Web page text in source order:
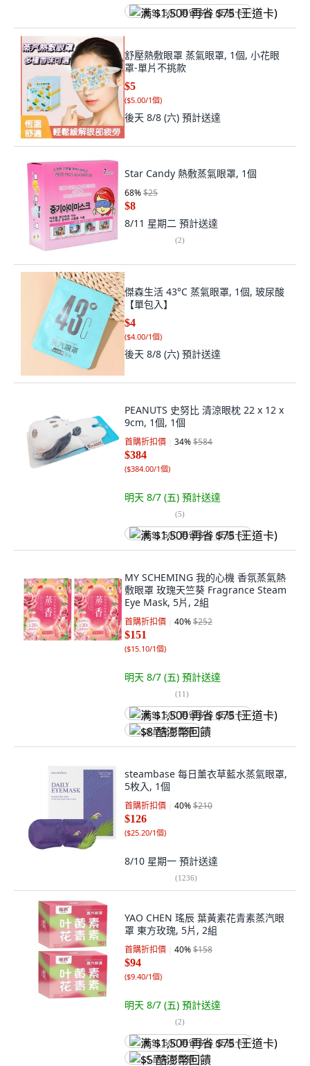
满 $1,500 再省 $75 (王道卡)
舒壓熱敷眼罩 蒸氣眼罩, 1個, 小花眼
罩-單片不挑款
$5
($5.00/1個)
後天 8/8 (六) 預計送達
Star Candy 熱敷蒸氣眼罩, 1個
68%$25
$8
8/11 星期二 預計送達
(2)
傑森生活 43°C 蒸氣眼罩, 1個, 玻尿酸
【單包入】
$4
($4.00/1個)
後天 8/8 (六) 預計送達
PEANUTS 史努比 清涼眼枕 22 x 12 x
9cm, 1個, 1個
首購折扣價 34%$584
$384
($384.00/1個)
明天 8/7 (五) 預計送達
(5)
满 $1,500 再省 $75 (王道卡)
MY SCHEMING 我的心機 香氛蒸氣熱
敷眼罩 玫瑰天竺葵 Fragrance Steam
Eye Mask, 5片, 2組
首購折扣價 40%$252
$151
($15.10/1個)
明天 8/7 (五) 預計送達
(11)
满 $1,500 再省 $75 (王道卡)
$8 酷澎幣回饋
steambase 每日薰衣草藍水蒸氣眼罩,
5枚入, 1個
首購折扣價 40%$210
$126
($25.20/1個)
8/10 星期一 預計送達
(1236)
YAO CHEN 瑤辰 葉黃素花青素蒸汽眼
罩 東方玫瑰, 5片, 2組
首購折扣價 40%$158
$94
($9.40/1個)
明天 8/7 (五) 預計送達
(2)
满 $1,500 再省 $75 (王道卡)
$5 酷澎幣回饋